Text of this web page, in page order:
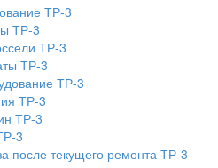
ТР-3
ТР-3
ТР-3
ТР-3
ТР-3
ТР-3
ТР-3
3
после текущего ремонта ТР-3